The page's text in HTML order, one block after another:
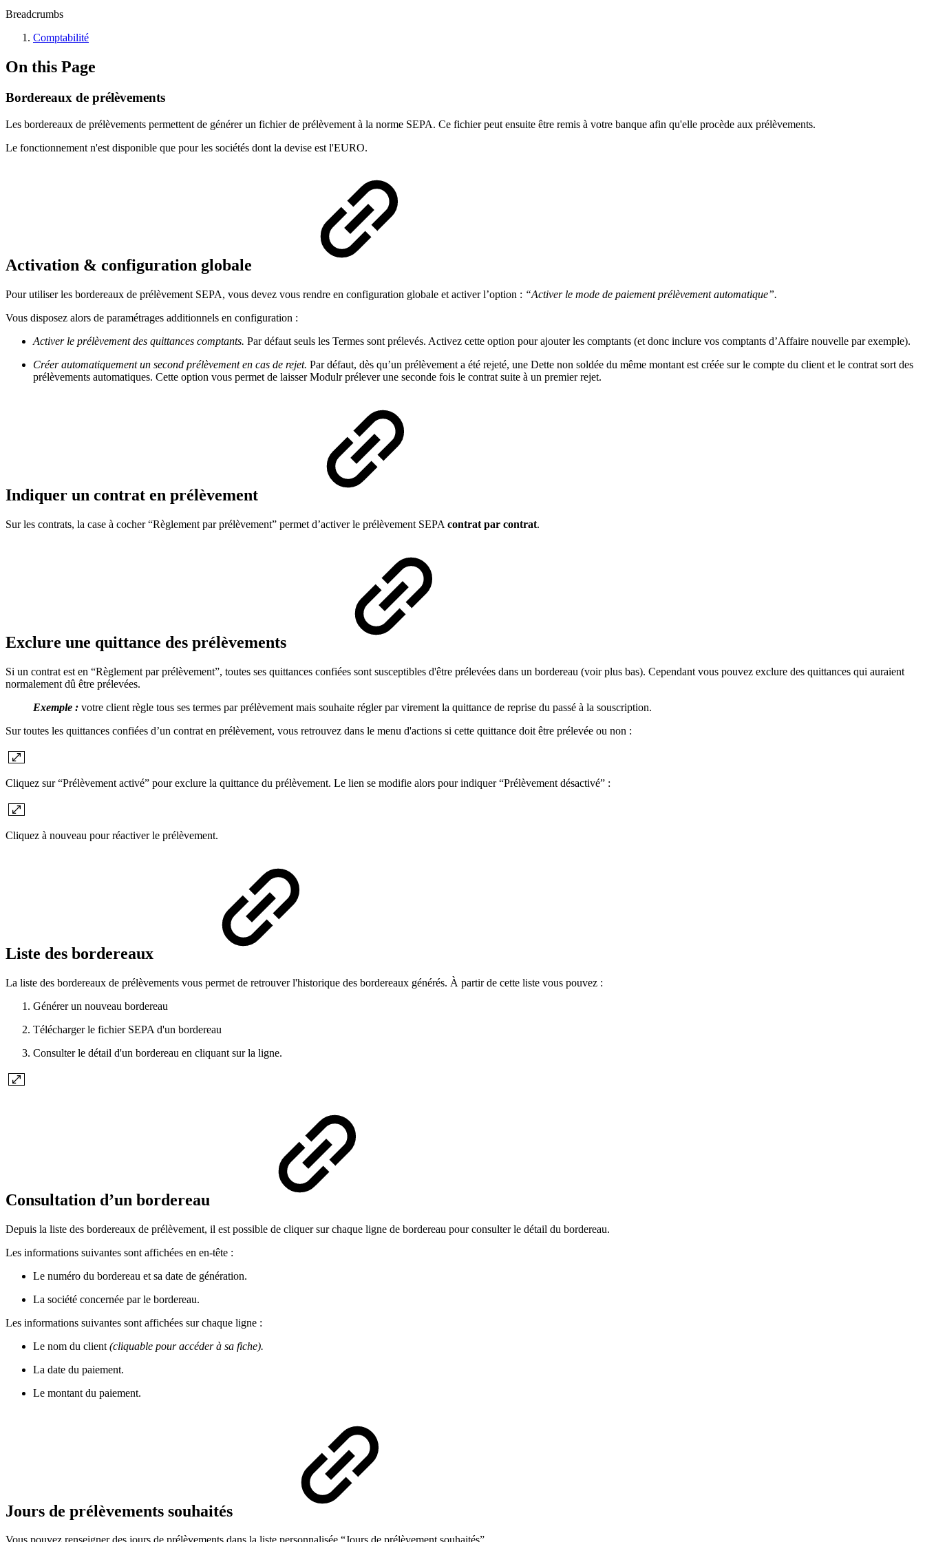
Breadcrumbs
Comptabilité
On this Page
Bordereaux de prélèvements
Les bordereaux de prélèvements permettent de générer un fichier de prélèvement à la norme SEPA. Ce fichier peut ensuite être remis à votre banque afin qu'elle procède aux prélèvements.
Le fonctionnement n'est disponible que pour les sociétés dont la devise est l'EURO.
Activation & configuration globale
Pour utiliser les bordereaux de prélèvement SEPA, vous devez vous rendre en configuration globale et activer l’option : “Activer le mode de paiement prélèvement automatique”.
Vous disposez alors de paramétrages additionnels en configuration :
Activer le prélèvement des quittances comptants. Par défaut seuls les Termes sont prélevés. Activez cette option pour ajouter les comptants (et donc inclure vos comptants d’Affaire nouvelle par exemple).
Créer automatiquement un second prélèvement en cas de rejet. Par défaut, dès qu’un prélèvement a été rejeté, une Dette non soldée du même montant est créée sur le compte du client et le contrat sort des
prélèvements automatiques. Cette option vous permet de laisser Modulr prélever une seconde fois le contrat suite à un premier rejet.
Indiquer un contrat en prélèvement
Sur les contrats, la case à cocher “Règlement par prélèvement” permet d’activer le prélèvement SEPA contrat par contrat.
Exclure une quittance des prélèvements
Si un contrat est en “Règlement par prélèvement”, toutes ses quittances confiées sont susceptibles d'être prélevées dans un bordereau (voir plus bas). Cependant vous pouvez exclure des quittances qui auraient
normalement dû être prélevées.
Exemple : votre client règle tous ses termes par prélèvement mais souhaite régler par virement la quittance de reprise du passé à la souscription.
Sur toutes les quittances confiées d’un contrat en prélèvement, vous retrouvez dans le menu d'actions si cette quittance doit être prélevée ou non :
Cliquez sur “Prélèvement activé” pour exclure la quittance du prélèvement. Le lien se modifie alors pour indiquer “Prélèvement désactivé” :
Cliquez à nouveau pour réactiver le prélèvement.
Liste des bordereaux
La liste des bordereaux de prélèvements vous permet de retrouver l'historique des bordereaux générés. À partir de cette liste vous pouvez :
Générer un nouveau bordereau
Télécharger le fichier SEPA d'un bordereau
Consulter le détail d'un bordereau en cliquant sur la ligne.
Consultation d’un bordereau
Depuis la liste des bordereaux de prélèvement, il est possible de cliquer sur chaque ligne de bordereau pour consulter le détail du bordereau.
Les informations suivantes sont affichées en en-tête :
Le numéro du bordereau et sa date de génération.
La société concernée par le bordereau.
Les informations suivantes sont affichées sur chaque ligne :
Le nom du client (cliquable pour accéder à sa fiche).
La date du paiement.
Le montant du paiement.
Jours de prélèvements souhaités